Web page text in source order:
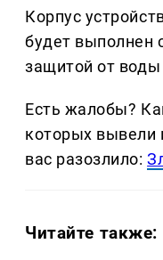
Корпус
будет выполнен
защитой от воды
Есть жалобы?
которых вывели
вас разозлило:
Читайте также: